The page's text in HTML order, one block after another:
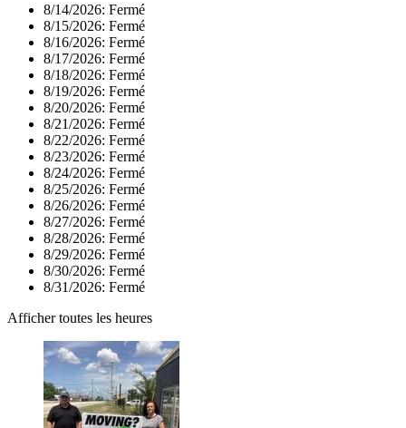
8/14/2026: Fermé
8/15/2026: Fermé
8/16/2026: Fermé
8/17/2026: Fermé
8/18/2026: Fermé
8/19/2026: Fermé
8/20/2026: Fermé
8/21/2026: Fermé
8/22/2026: Fermé
8/23/2026: Fermé
8/24/2026: Fermé
8/25/2026: Fermé
8/26/2026: Fermé
8/27/2026: Fermé
8/28/2026: Fermé
8/29/2026: Fermé
8/30/2026: Fermé
8/31/2026: Fermé
Afficher toutes les heures